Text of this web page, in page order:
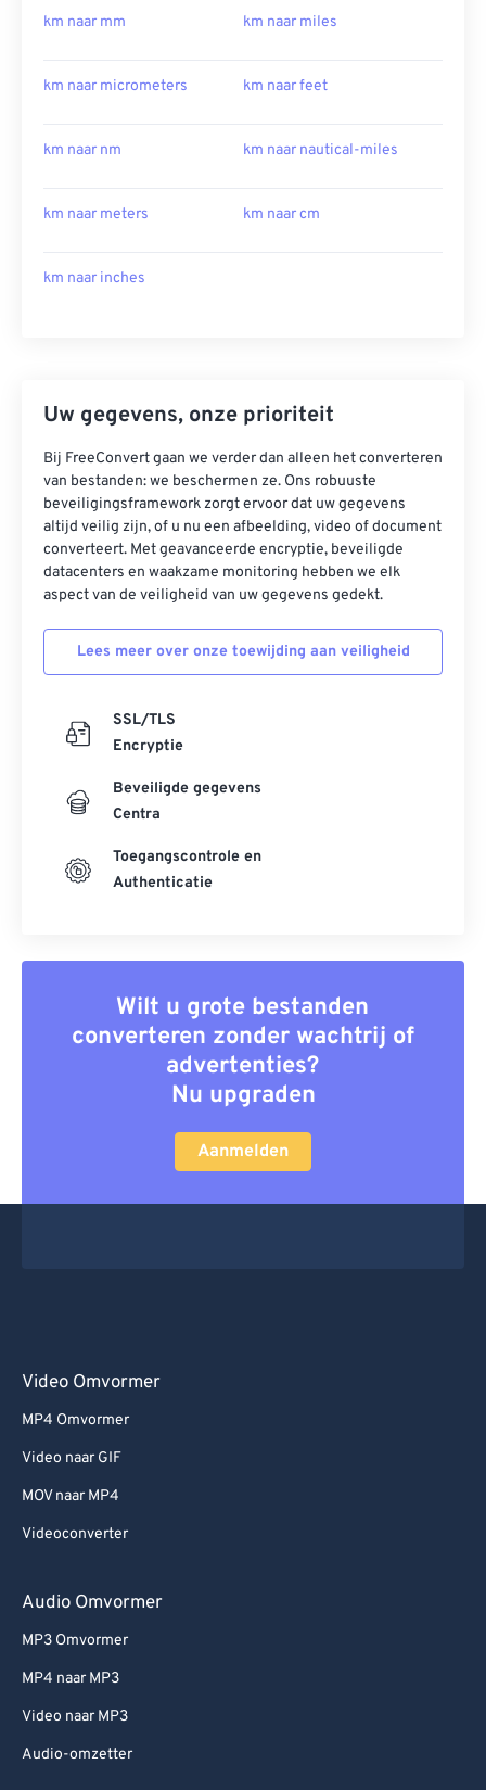
km naar mm km naar miles
km naar micrometers km naar feet
km naar nm km naar nautical-miles
km naar meters km naar cm
km naar inches
Uw gegevens, onze prioriteit
Bij FreeConvert gaan we verder dan alleen het converteren
van bestanden: we beschermen ze. Ons robuuste
beveiligingsframework zorgt ervoor dat uw gegevens
altijd veilig zijn, of u nu een afbeelding, video of document
converteert. Met geavanceerde encryptie, beveiligde
datacenters en waakzame monitoring hebben we elk
aspect van de veiligheid van uw gegevens gedekt.
Lees meer over onze toewijding aan veiligheid
SSL/TLS
Encryptie
Beveiligde gegevens
Centra
Toegangscontrole en
Authenticatie
Wilt u grote bestanden
converteren zonder wachtrij of
advertenties?
Nu upgraden
Aanmelden
Video Omvormer
MP4 Omvormer
Video naar GIF
MOV naar MP4
Videoconverter
Audio Omvormer
MP3 Omvormer
MP4 naar MP3
Video naar MP3
Audio-omzetter